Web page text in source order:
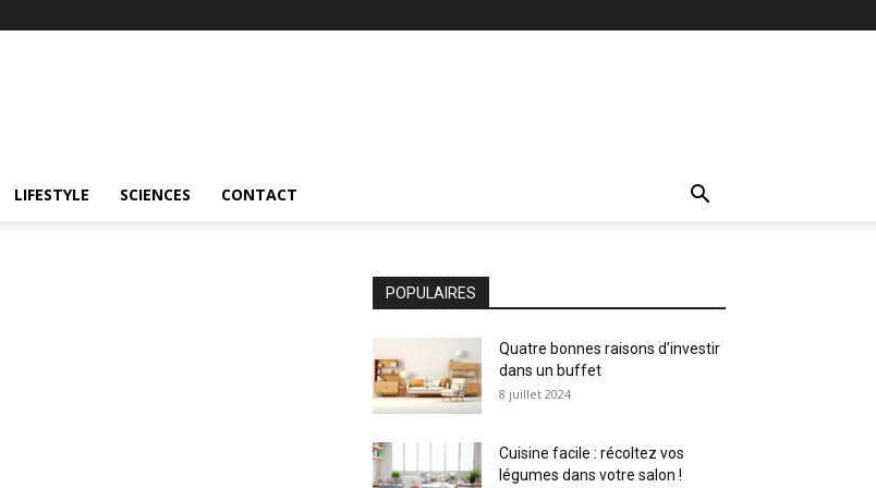
LIFESTYLE SCIENCES CONTACT
POPULAIRES
Quatre bonnes raisons d’investir
dans un buffet
8 juillet 2024
Cuisine facile : récoltez vos
légumes dans votre salon !